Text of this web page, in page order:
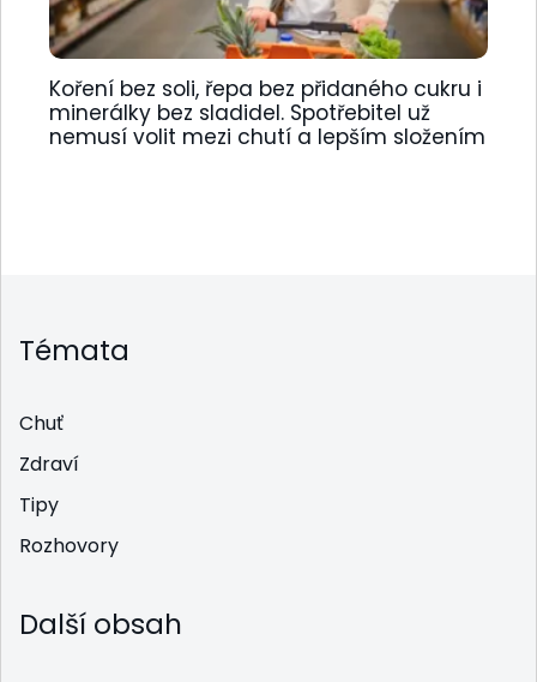
Koření bez soli, řepa bez přidaného cukru i
minerálky bez sladidel. Spotřebitel už
nemusí volit mezi chutí a lepším složením
Témata
Chuť
Zdraví
Tipy
Rozhovory
Další obsah